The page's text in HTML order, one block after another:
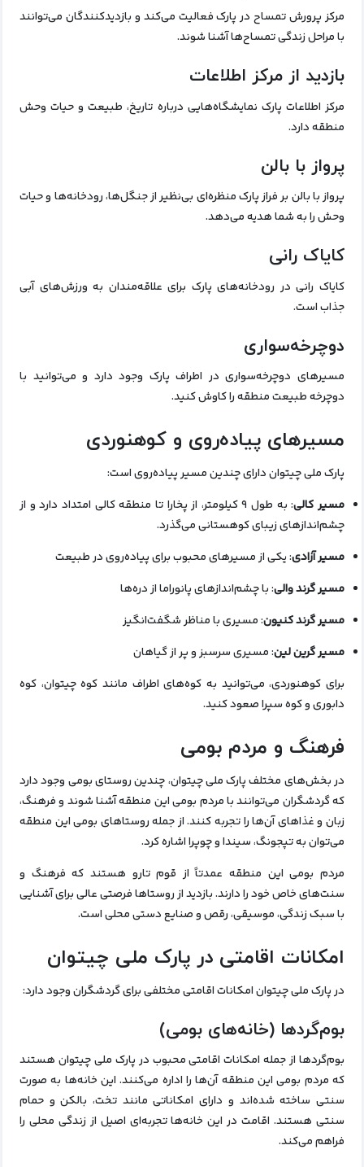
مرکز پرورش تمساح در پارک فعالیت می‌کند و بازدیدکنندگان می‌توانند
با مراحل زندگی تمساح‌ها آشنا شوند.
بازدید از مرکز اطلاعات
مرکز اطلاعات پارک نمایشگاه‌هایی درباره تاریخ، طبیعت و حیات وحش
منطقه دارد.
پرواز با بالن
پرواز با بالن بر فراز پارک منظره‌ای بی‌نظیر از جنگل‌ها، رودخانه‌ها و حیات
وحش را به شما هدیه می‌دهد.
کایاک رانی
کایاک رانی در رودخانه‌های پارک برای علاقه‌مندان به ورزش‌های آبی
جذاب است.
دوچرخه‌سواری
مسیرهای دوچرخه‌سواری در اطراف پارک وجود دارد و می‌توانید با
دوچرخه طبیعت منطقه را کاوش کنید.
مسیرهای پیاده‌روی و کوهنوردی
پارک ملی چیتوان دارای چندین مسیر پیاده‌روی است:
مسیر کالی
: به طول ۹ کیلومتر، از پخارا تا منطقه کالی امتداد دارد و از
چشم‌اندازهای زیبای کوهستانی می‌گذرد.
مسیر آزادی: یکی از مسیرهای محبوب برای پیاده‌روی در طبیعت
مسیر گرند والی: با چشم‌اندازهای پانوراما از دره‌ها
مسیر گرند کنیون: مسیری با مناظر شگفت‌انگیز
مسیر گرین لین: مسیری سرسبز و پر از گیاهان
برای کوهنوردی، می‌توانید به کوه‌های اطراف مانند کوه چیتوان، کوه
دابوری و کوه سپرا صعود کنید.
فرهنگ و مردم بومی
در بخش‌های مختلف پارک ملی چیتوان، چندین روستای بومی وجود دارد
که گردشگران می‌توانند با مردم بومی این منطقه آشنا شوند و فرهنگ،
زبان و غذاهای آن‌ها را تجربه کنند. از جمله روستاهای بومی این منطقه
می‌توان به تپجونگ، سیندا و چوپرا اشاره کرد.
مردم بومی این منطقه عمدتاً از قوم تارو هستند که فرهنگ و
سنت‌های خاص خود را دارند. بازدید از روستاها فرصتی عالی برای آشنایی
با سبک زندگی، موسیقی، رقص و صنایع دستی محلی است.
امکانات اقامتی در پارک ملی چیتوان
در پارک ملی چیتوان امکانات اقامتی مختلفی برای گردشگران وجود دارد:
بوم‌گردها (خانه‌های بومی)
بوم‌گردها از جمله امکانات اقامتی محبوب در پارک ملی چیتوان هستند
که مردم بومی این منطقه آن‌ها را اداره می‌کنند. این خانه‌ها به صورت
سنتی ساخته شده‌اند و دارای امکاناتی مانند تخت، بالکن و حمام
سنتی هستند. اقامت در این خانه‌ها تجربه‌ای اصیل از زندگی محلی را
فراهم می‌کند.